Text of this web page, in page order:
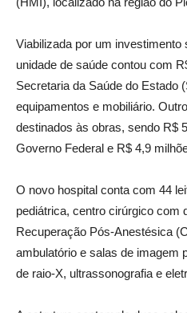
Viabilizada por um investimento
unidade de saúde contou com
Secretaria da Saúde do Estado
equipamentos e mobiliário.
destinados às obras, sendo R$
Governo Federal e R$ 4,9
O novo hospital conta com 44
pediátrica, centro cirúrgico com
Recuperação Pós-Anestésica
ambulatório e salas de imagem
de raio-X, ultrassonografia e